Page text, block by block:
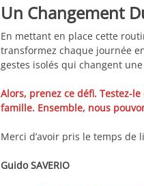
Un Changement
En mettant en place cette
transformez chaque journée
gestes isolés qui changent
Alors, prenez ce défi. Testez-
famille. Ensemble, nous
Merci d’avoir pris le temps de
Guido SAVERIO